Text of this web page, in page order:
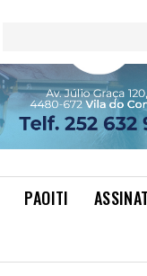
PAOITI